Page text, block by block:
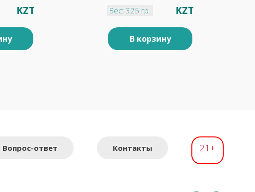
KZT Вес: 325 гр. KZT
В корзину
Вопрос-ответ Контакты 21+